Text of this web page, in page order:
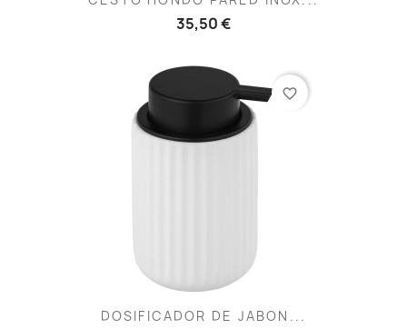
35,50 €
DOSIFICADOR DE JABON...
favorite_border